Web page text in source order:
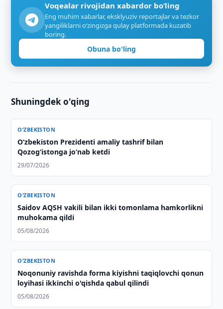
Voqealar rivojidan xabardor bo‘ling
Eng muhim xabarlar, eksklyuziv reportajlar va tezkor
yangiliklarni o‘zingizga qulay platformada kuzatib
boring.
Obuna bo'ling
Shuningdek o'qing
O‘ZBEKISTON
Oʻzbekiston Prezidenti amaliy tashrif bilan
Qozogʻistonga joʻnab ketdi
29/07/2026
O‘ZBEKISTON
Saidov AQSH vakili bilan ikki tomonlama hamkorlikni
muhokama qildi
05/08/2026
O‘ZBEKISTON
Noqonuniy ravishda forma kiyishni taqiqlovchi qonun
loyihasi ikkinchi o'qishda qabul qilindi
05/08/2026